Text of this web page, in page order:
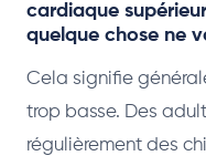
cardiaque
quelque chose ne
Cela signifie
trop basse. Des
régulièrement des